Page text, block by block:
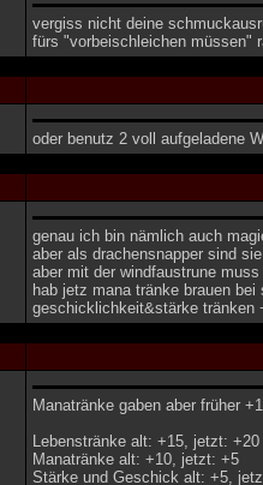
vergiss nicht deine
fürs "vorbeischleichen müssen"
oder benutz 2 voll aufgeladene
genau ich bin nämlich auch
aber als drachensnapper sind
aber mit der windfaustrune
hab jetz mana tränke brauen
geschicklichkeit&stärke tränken
Manatränke gaben aber früher
Lebenstränke alt: +15, jetzt: +20
Manatränke alt: +10, jetzt: +5
Stärke und Geschick alt: +5,